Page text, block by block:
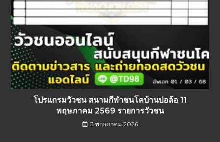
โปรแกรมวัวชน สนามกีฬาชนโคบ้านบ่อล้อ 11
พฤษภาคม 2569 รายการวัวชน
3 พฤษภาคม 2026